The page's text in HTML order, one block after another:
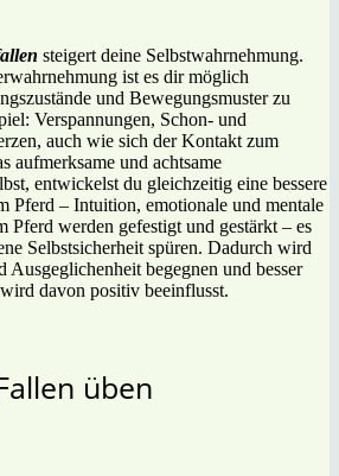
steigert deine Selbstwahrnehmung.
ist es dir möglich
und Bewegungsmuster zu
Verspannungen, Schon- und
auch wie sich der Kontakt zum
aufmerksame und achtsame
entwickelst du gleichzeitig eine bessere
Pferd – Intuition, emotionale und mentale
Pferd werden gefestigt und gestärkt – es
Selbstsicherheit spüren. Dadurch wird
Ausgeglichenheit begegnen und besser
davon positiv beeinflusst.
üben